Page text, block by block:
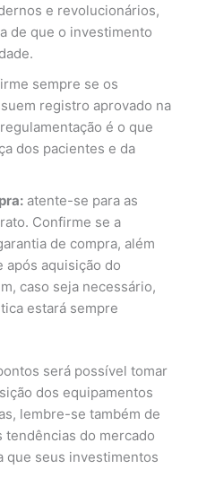
e revolucionários,
de que o investimento
sempre se os
registro aprovado na
é o que
dos pacientes e da
atente-se para as
Confirme se a
de compra, além
após aquisição do
caso seja necessário,
estará sempre
será possível tomar
dos equipamentos
lembre-se também de
tendências do mercado
que seus investimentos